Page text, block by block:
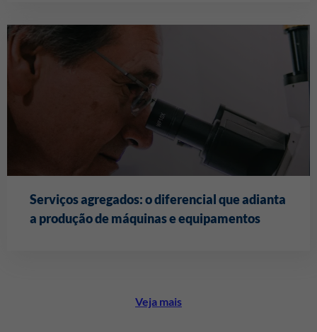
Serviços agregados: o diferencial que adianta
a produção de máquinas e equipamentos
Veja mais